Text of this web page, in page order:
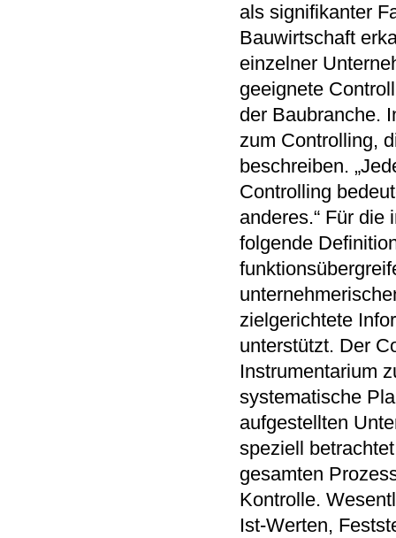
als signifikanter
Bauwirtschaft
einzelner
geeignete
der Baubranche.
zum Controlling,
beschreiben.
Controlling
anderes.“ Für
folgende
zielgerichtete
unterstützt. Der
Instrumentarium
systematische
aufgestellten
speziell
gesamten
Kontrolle.
Ist-Werten,